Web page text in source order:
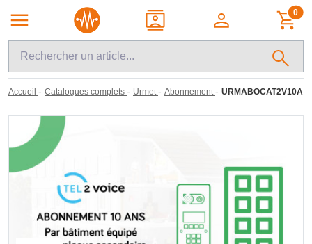
0
Accueil - Catalogues complets - Urmet - Abonnement - URMABOCAT2V10A